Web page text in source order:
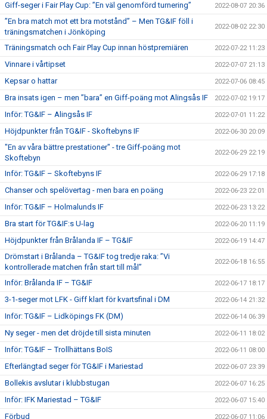
Giff-seger i Fair Play Cup: ”En väl genomförd turnering” 2022-08-07 20:36
”En bra match mot ett bra motstånd” – Men TG&IF föll i
träningsmatchen i Jönköping
2022-08-02 22:30
Träningsmatch och Fair Play Cup innan höstpremiären 2022-07-22 11:23
Vinnare i vårtipset 2022-07-07 21:13
Kepsar o hattar 2022-07-06 08:45
Bra insats igen – men ”bara” en Giff-poäng mot Alingsås IF 2022-07-02 19:17
Inför: TG&IF – Alingsås IF 2022-07-01 11:22
Höjdpunkter från TG&IF - Skoftebyns IF 2022-06-30 20:09
"En av våra bättre prestationer" - tre Giff-poäng mot
Skoftebyn
2022-06-29 22:19
Inför: TG&IF – Skoftebyns IF 2022-06-29 17:18
Chanser och spelövertag - men bara en poäng 2022-06-23 22:01
Inför: TG&IF – Holmalunds IF 2022-06-23 13:22
Bra start för TG&IF:s U-lag 2022-06-20 11:19
Höjdpunkter från Brålanda IF – TG&IF 2022-06-19 14:47
Drömstart i Brålanda – TG&IF tog tredje raka: ”Vi
kontrollerade matchen från start till mål”
2022-06-18 16:55
Inför: Brålanda IF – TG&IF 2022-06-17 18:17
3-1-seger mot LFK - Giff klart för kvartsfinal i DM 2022-06-14 21:32
Inför: TG&IF – Lidköpings FK (DM) 2022-06-14 06:39
Ny seger - men det dröjde till sista minuten 2022-06-11 18:02
Inför: TG&IF – Trollhättans BoIS 2022-06-11 08:00
Efterlängtad seger för TG&IF i Mariestad 2022-06-07 23:39
Bollekis avslutar i klubbstugan 2022-06-07 16:25
Inför: IFK Mariestad – TG&IF 2022-06-07 15:40
Förbud 2022-06-07 11:06